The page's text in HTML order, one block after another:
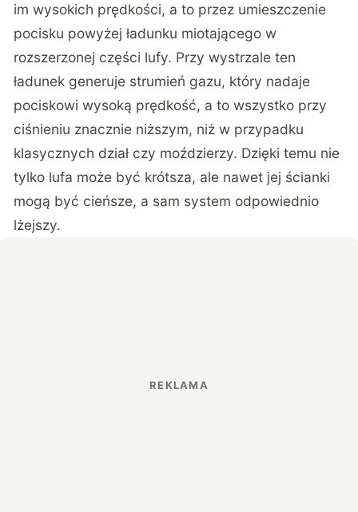
im wysokich prędkości, a to przez umieszczenie
pocisku powyżej ładunku miotającego w
rozszerzonej części lufy. Przy wystrzale ten
ładunek generuje strumień gazu, który nadaje
pociskowi wysoką prędkość, a to wszystko przy
ciśnieniu znacznie niższym, niż w przypadku
klasycznych dział czy moździerzy. Dzięki temu nie
tylko lufa może być krótsza, ale nawet jej ścianki
mogą być cieńsze, a sam system odpowiednio
lżejszy.